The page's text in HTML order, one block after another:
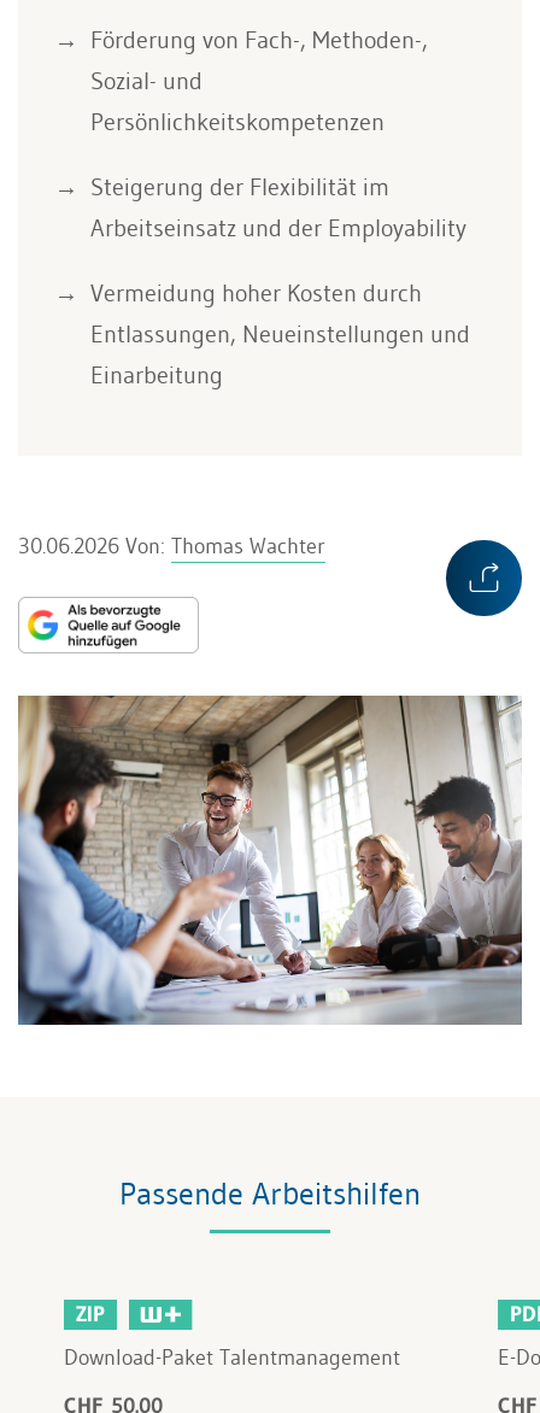
Förderung von Fach-, Methoden-,
Sozial- und
Persönlichkeitskompetenzen
Steigerung der Flexibilität im
Arbeitseinsatz und der Employability
Vermeidung hoher Kosten durch
Entlassungen, Neueinstellungen und
Einarbeitung
30.06.2026 Von: Thomas Wachter
Passende Arbeitshilfen
ZIP
Download-Paket Talentmanagement
CHF 50.00
E-